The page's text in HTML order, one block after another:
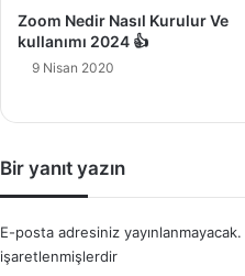
Zoom Nedir Nasıl Kurulur Ve
kullanımı 2024 👍
9 Nisan 2020
Bir yanıt yazın
E-posta adresiniz yayınlanmayacak.
işaretlenmişlerdir